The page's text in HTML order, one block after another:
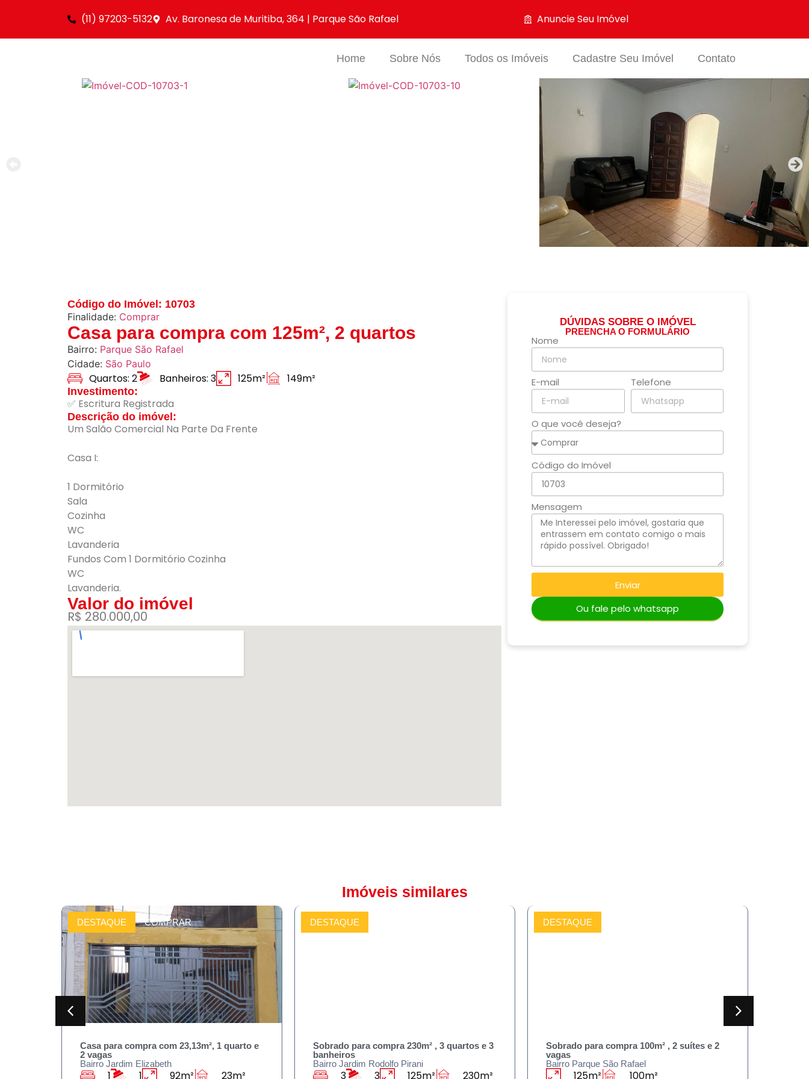
(11) 97203-5132 Av. Baronesa de Muritiba, 364 | Parque São Rafael Anuncie Seu Imóvel
Home Sobre Nós Todos os Imóveis Cadastre Seu Imóvel Contato
Código do Imóvel: 10703
Finalidade: Comprar
Casa para compra com 125m², 2 quartos
Bairro: Parque São Rafael
Cidade: São Paulo
Quartos: 2 Banheiros: 3 125m² 149m²
Investimento:
✅ Escritura Registrada
Descrição do imóvel:
Um Salão Comercial Na Parte Da Frente
Casa I:
1 Dormitório
Sala
Cozinha
WC
Lavanderia
Fundos Com 1 Dormitório Cozinha
WC
Lavanderia.
Valor do imóvel
R$ 280.000,00
DÚVIDAS SOBRE O IMÓVEL
PREENCHA O FORMULÁRIO
Nome
E-mail Telefone
O que você deseja?
Código do Imóvel
Mensagem
Enviar
Ou fale pelo whatsapp
Imóveis similares
DESTAQUE COMPRAR
Casa para compra com 23,13m², 1 quarto e
2 vagas
Bairro Jardim Elizabeth
1 1 92m² 23m²
DESTAQUE
Sobrado para compra 230m² , 3 quartos e 3
banheiros
Bairro Jardim Rodolfo Pirani
3 3 125m² 230m²
DESTAQUE
Sobrado para compra 100m² , 2 suítes e 2
vagas
Bairro Parque São Rafael
125m² 100m²